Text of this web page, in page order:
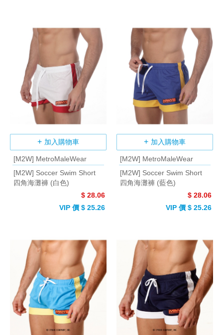
加入購物車
[M2W] MetroMaleWear
[M2W] Soccer Swim Short
四角海灘褲 (白色)
$ 28.06
VIP 價 $ 25.26
加入購物車
[M2W] MetroMaleWear
[M2W] Soccer Swim Short
四角海灘褲 (藍色)
$ 28.06
VIP 價 $ 25.26